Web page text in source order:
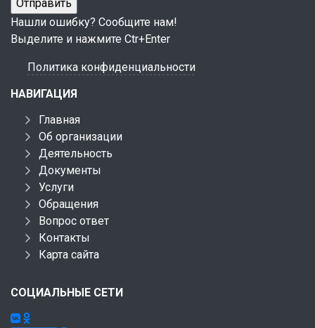
Нашли ошибку? Сообщите нам!
Выделите и нажмите Ctr+Enter
Политика конфиденциальности
НАВИГАЦИЯ
Главная
Об организации
Деятельность
Документы
Услуги
Обращения
Вопрос ответ
Контакты
Карта сайта
СОЦИАЛЬНЫЕ СЕТИ